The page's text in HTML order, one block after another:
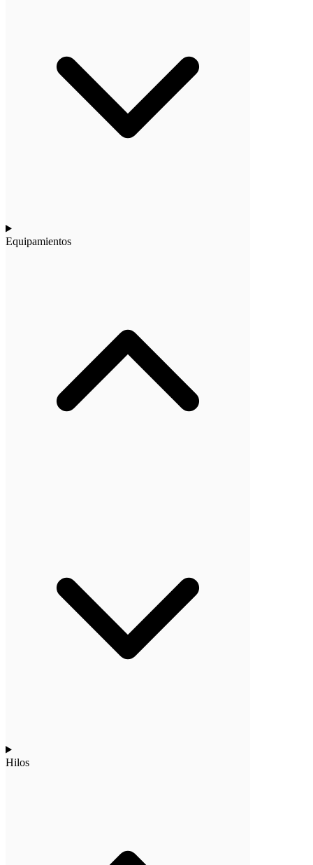
Equipamientos
Hilos